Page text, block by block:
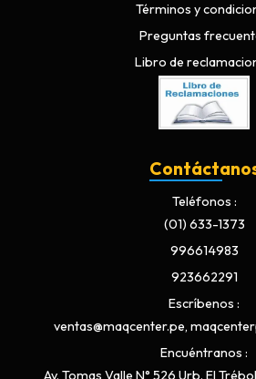
Términos y
Preguntas
Libro de
Teléfonos
(01) 633-1373
996614983
923662291
Escríbenos
ventas@maqcenter.pe,
Encuéntranos
Av. Tomas Valle N° 526 Urb. El